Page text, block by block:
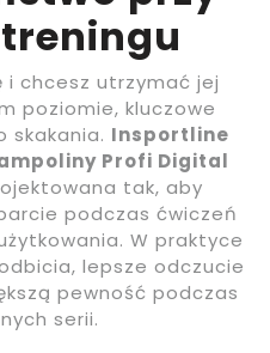
i chcesz utrzymać jej
poziomie, kluczowe
skakania. Insportline
Profi Digital
tak, aby
podczas ćwiczeń
W praktyce
lepsze odczucie
pewność podczas
serii.